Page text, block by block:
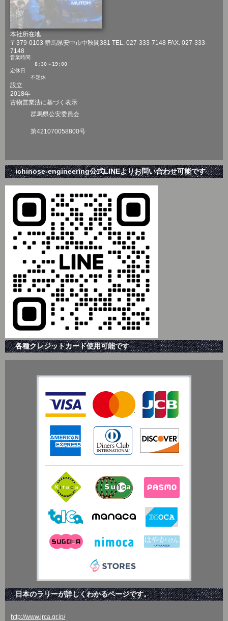
本社所在地
〒379-0103 群馬県安中市中秋間381 TEL. 027-333-7148 FAX. 027-333-
7148
営業時間
定休日
不定休
設立
2018年
古物営業法に基づく表示
群馬県公安委員会
第421070058800号
ichinose-engineering公式LINEよりお問い合わせ可能です
各種クレジットカード使用可能です
日本のラリーが詳しくわかるページです。
http://www.jrca.gr.jp/